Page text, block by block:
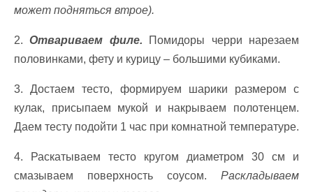
может подняться втрое).
2.Отвариваем филе. Помидоры черри нарезаем
половинками, фету и курицу – большими кубиками.
3. Достаем тесто, формируем шарики размером с
кулак, присыпаем мукой и накрываем полотенцем.
Даем тесту подойти 1 час при комнатной температуре.
4. Раскатываем тесто кругом диаметром 30 см и
смазываем поверхность соусом. Раскладываем